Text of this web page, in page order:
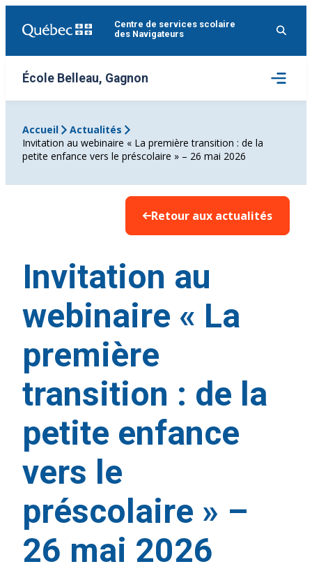
Centre de services scolaire
des Navigateurs
École Belleau, Gagnon
Ouvrir
le
menu
Accueil
Actualités
Invitation au webinaire « La première transition : de la
petite enfance vers le préscolaire » – 26 mai 2026
Retour aux actualités
Invitation au
webinaire « La
première
transition : de la
petite enfance
vers le
préscolaire » –
26 mai 2026